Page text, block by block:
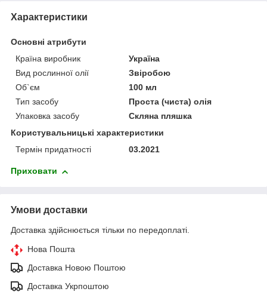
Характеристики
Основні атрибути
Країна виробник
Україна
Вид рослинної олії
Звіробою
Об`єм
100 мл
Тип засобу
Проста (чиста) олія
Упаковка засобу
Скляна пляшка
Користувальницькі характеристики
Термін придатності
03.2021
Приховати
Умови доставки
Доставка здійснюється тільки по передоплаті.
Нова Пошта
Доставка Новою Поштою
Доставка Укрпоштою